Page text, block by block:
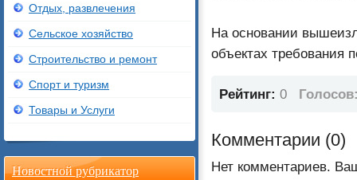
На основании
объектах требования
Рейтинг: 0
Комментарии (0)
Нет комментариев.
Отдых, развлечения
Сельское хозяйство
Строительство и ремонт
Спорт и туризм
Товары и Услуги
Новостной рубрикатор